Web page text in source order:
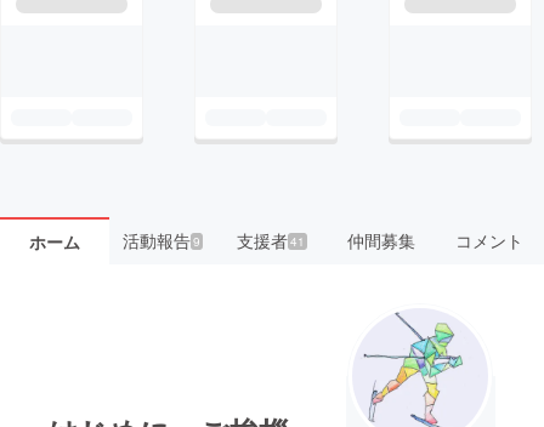
ホーム 活動報告9 支援者41 仲間募集 コメント